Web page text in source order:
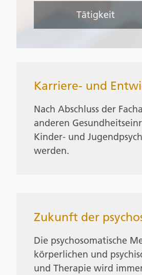
Tätigkeit
Karriere- und
Nach Abschluss der
anderen
Kinder- und
werden.
Zukunft der
Die psychosomatische
körperlichen und
und Therapie wird